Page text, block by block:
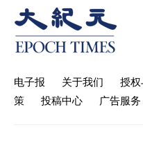
电子报 关于我们 授权
策
投稿中心 广告服务